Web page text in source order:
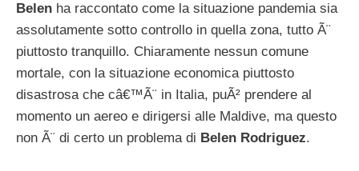
Belen ha raccontato come la situazione pandemia sia
assolutamente sotto controllo in quella zona, tutto Ã¨
piuttosto tranquillo. Chiaramente nessun comune
mortale, con la situazione economica piuttosto
disastrosa che câ€™Ã¨ in Italia, puÃ² prendere al
momento un aereo e dirigersi alle Maldive, ma questo
non Ã¨ di certo un problema di Belen Rodriguez.